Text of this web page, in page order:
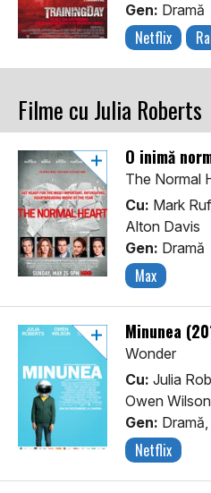
Gen: Dramă
Netflix
Filme cu Julia Roberts
O inimă
The Normal
Cu: Mark
Alton Davis
Gen: Dramă
Max
Minunea
Wonder
Cu: Julia
Owen Wilson
Gen:
Netflix